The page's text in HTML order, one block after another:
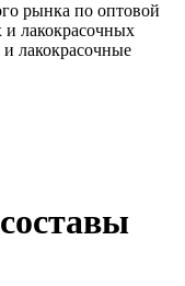
рынка по оптовой
лакокрасочных
и лакокрасочные